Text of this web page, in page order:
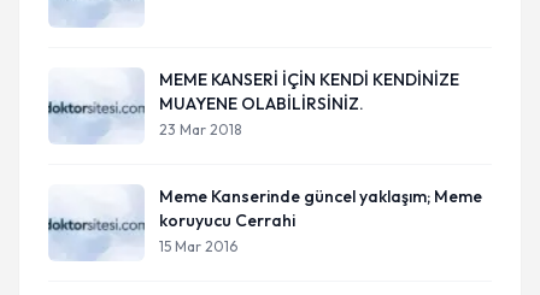
MEME KANSERİ İÇİN KENDİ KENDİNİZE
MUAYENE OLABİLİRSİNİZ.
23 Mar 2018
Meme Kanserinde güncel yaklaşım; Meme
koruyucu Cerrahi
15 Mar 2016